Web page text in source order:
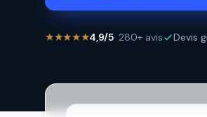
★★★★★4,9/5· 280+ avis Devis